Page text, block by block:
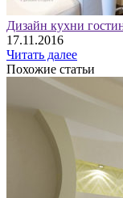
Дизайн кухни
17.11.2016
Читать далее
Похожие статьи